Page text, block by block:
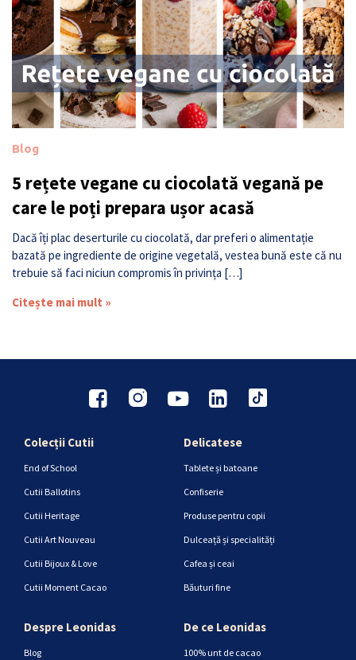
Blog
5 rețete vegane cu ciocolată vegană pe
care le poți prepara ușor acasă
Dacă îți plac deserturile cu ciocolată, dar preferi o alimentație
bazată pe ingrediente de origine vegetală, vestea bună este că nu
trebuie să faci niciun compromis în privința […]
Citește mai mult »
Colecții Cutii
End of School
Cutii Ballotins
Cutii Heritage
Cutii Art Nouveau
Cutii Bijoux & Love
Cutii Moment Cacao
Delicatese
Tablete și batoane
Confiserie
Produse pentru copii
Dulceață și specialități
Cafea și ceai
Băuturi fine
Despre Leonidas
Blog
De ce Leonidas
100% unt de cacao